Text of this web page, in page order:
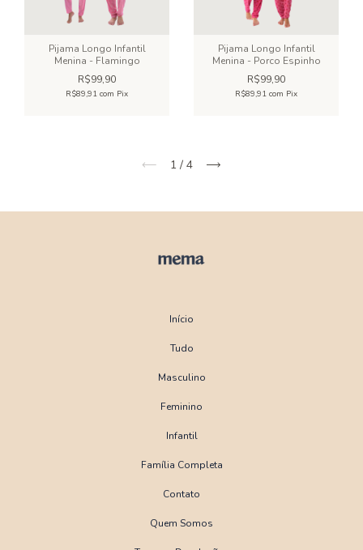
Pijama Longo Infantil
Menina - Flamingo
R$99,90
R$89,91 com Pix
Pijama Longo Infantil
Menina - Porco Espinho
R$99,90
R$89,91 com Pix
1 / 4
Início
Tudo
Masculino
Feminino
Infantil
Família Completa
Contato
Quem Somos